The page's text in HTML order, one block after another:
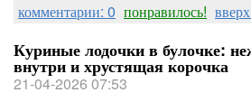
комментарии: 0 понравилось!
Куриные лодочки в булочке:
внутри и хрустящая корочка
21-04-2026 07:53